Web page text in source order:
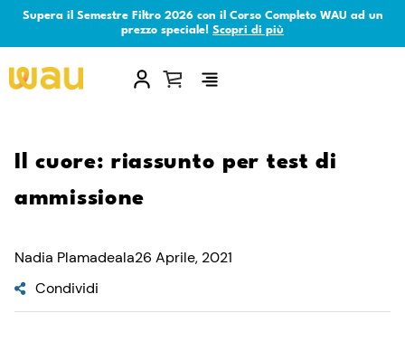
Supera il Semestre Filtro 2026 con il Corso Completo WAU ad un
prezzo speciale! Scopri di più
×
Il cuore: riassunto per test di
ammissione
Nadia Plamadeala26 Aprile, 2021
Condividi